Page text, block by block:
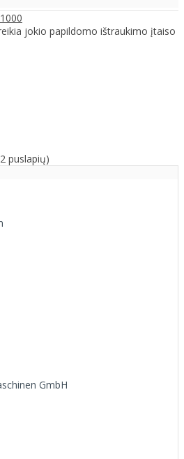
jokio papildomo ištraukimo įtaiso
puslapių)
GmbH